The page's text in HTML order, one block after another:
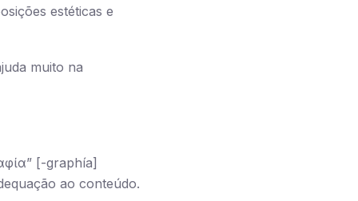
estéticas e
muito na
[-graphía]
ao conteúdo.